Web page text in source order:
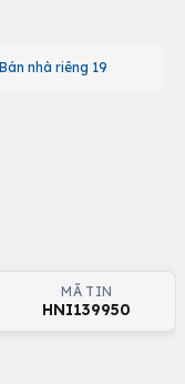
Bán nhà riêng 19
MÃ TIN
HNI139950